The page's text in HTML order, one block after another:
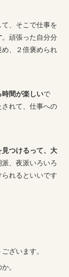
、そこで仕事を
。頑張った自分分
、２倍褒められ
間が楽しいで
れて、仕事への
つけるって、大
、夜派いろいろ
れるといいです
ざいます。
。